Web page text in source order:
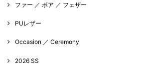
ファー ／ ボア ／ フェザー
PUレザー
Occasion ／ Ceremony
2026 SS